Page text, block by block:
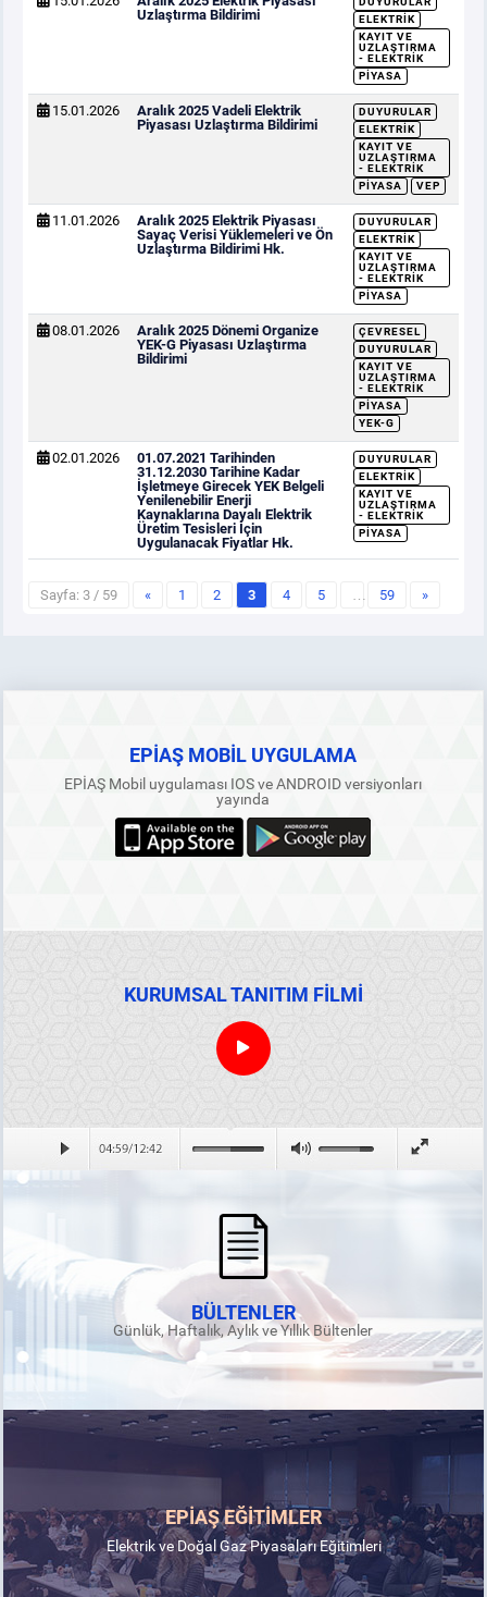
Uzlaştırma Bildirimi
ELEKTRIK
KAYIT VE
UZLAŞTIRMA
- ELEKTRIK
PIYASA
15.01.2026
Aralık 2025 Vadeli Elektrik
Piyasası Uzlaştırma Bildirimi
DUYURULAR
ELEKTRIK
KAYIT VE
UZLAŞTIRMA
- ELEKTRIK
PIYASA
VEP
11.01.2026
Aralık 2025 Elektrik Piyasası
Sayaç Verisi Yüklemeleri ve Ön
Uzlaştırma Bildirimi Hk.
DUYURULAR
ELEKTRIK
KAYIT VE
UZLAŞTIRMA
- ELEKTRIK
PIYASA
08.01.2026
Aralık 2025 Dönemi Organize
YEK-G Piyasası Uzlaştırma
Bildirimi
ÇEVRESEL
DUYURULAR
KAYIT VE
UZLAŞTIRMA
- ELEKTRIK
PIYASA
YEK-G
02.01.2026
01.07.2021 Tarihinden
31.12.2030 Tarihine Kadar
İşletmeye Girecek YEK Belgeli
Yenilenebilir Enerji
Kaynaklarına Dayalı Elektrik
Üretim Tesisleri İçin
Uygulanacak Fiyatlar Hk.
DUYURULAR
ELEKTRIK
KAYIT VE
UZLAŞTIRMA
- ELEKTRIK
PIYASA
Sayfa: 3 / 59 « 1 2 3 4 5 … 59 »
EPİAŞ MOBİL UYGULAMA
EPİAŞ Mobil uygulaması IOS ve ANDROID versiyonları
yayında
KURUMSAL TANITIM FİLMİ
BÜLTENLER
Günlük, Haftalık, Aylık ve Yıllık Bültenler
EPİAŞ EĞİTİMLER
Elektrik ve Doğal Gaz Piyasaları Eğitimleri